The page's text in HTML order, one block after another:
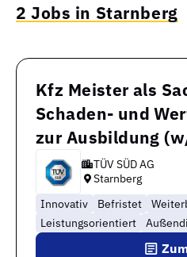
2 Jobs in Starnberg
Kfz Meister als
Schaden- und
zur Ausbildung
TÜV SÜD AG
Starnberg
Innovativ
Befristet
Leistungsorientiert